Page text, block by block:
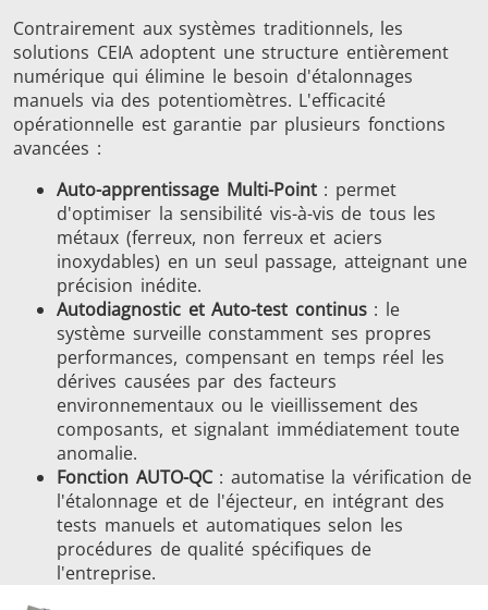
Contrairement aux systèmes traditionnels, les
solutions CEIA adoptent une structure entièrement
numérique qui élimine le besoin d'étalonnages
manuels via des potentiomètres. L'efficacité
opérationnelle est garantie par plusieurs fonctions
avancées :
Auto-apprentissage Multi-Point: permet
d'optimiser la sensibilité vis-à-vis de tous les
métaux (ferreux, non ferreux et aciers
inoxydables) en un seul passage, atteignant une
précision inédite.
Autodiagnostic et Auto-test continus: le
système surveille constamment ses propres
performances, compensant en temps réel les
dérives causées par des facteurs
environnementaux ou le vieillissement des
composants, et signalant immédiatement toute
anomalie.
Fonction AUTO-QC: automatise la vérification de
l'étalonnage et de l'éjecteur, en intégrant des
tests manuels et automatiques selon les
procédures de qualité spécifiques de
l'entreprise.